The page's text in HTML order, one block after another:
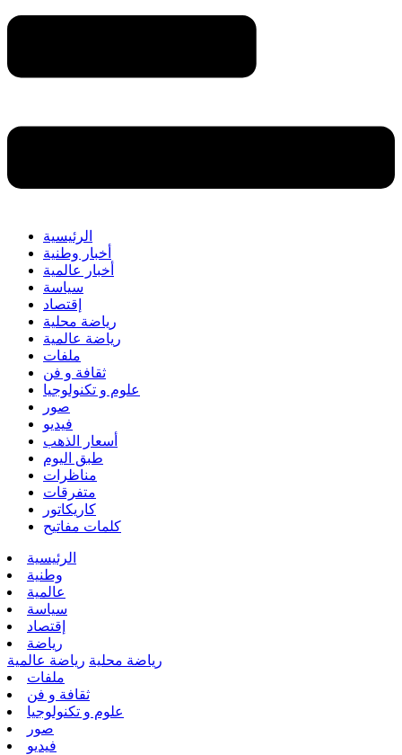
الرئيسية
أخبار وطنية
أخبار عالمية
سياسة
إقتصاد
رياضة محلية
رياضة عالمية
ملفات
ثقافة و فن
علوم و تكنولوجيا
صور
فيديو
أسعار الذهب
طبق اليوم
مناظرات
متفرقات
كاريكاتور
كلمات مفاتيح
الرئيسية
وطنية
عالمية
سياسة
إقتصاد
رياضة
رياضة محلية رياضة عالمية
ملفات
ثقافة و فن
علوم و تكنولوجيا
صور
فيديو